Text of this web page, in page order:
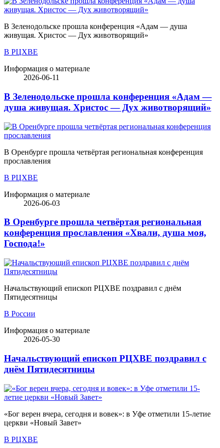
В Зеленодольске прошла конференция «Адам — душа
живущая. Христос — Дух животворящий»
В РЦХВЕ
Информация о материале
2026-06-11
В Зеленодольске прошла конференция «Адам —
душа живущая. Христос — Дух животворящий»
В Оренбурге прошла четвёртая региональная конференция
прославления
В РЦХВЕ
Информация о материале
2026-06-03
В Оренбурге прошла четвёртая региональная
конференция прославления «Хвали, душа моя,
Господа!»
Начальствующий епископ РЦХВЕ поздравил с днём
Пятидесятницы
В России
Информация о материале
2026-05-30
Начальствующий епископ РЦХВЕ поздравил с
днём Пятидесятницы
«Бог верен вчера, сегодня и вовек»: в Уфе отметили 15-летие
церкви «Новый Завет»
В РЦХВЕ